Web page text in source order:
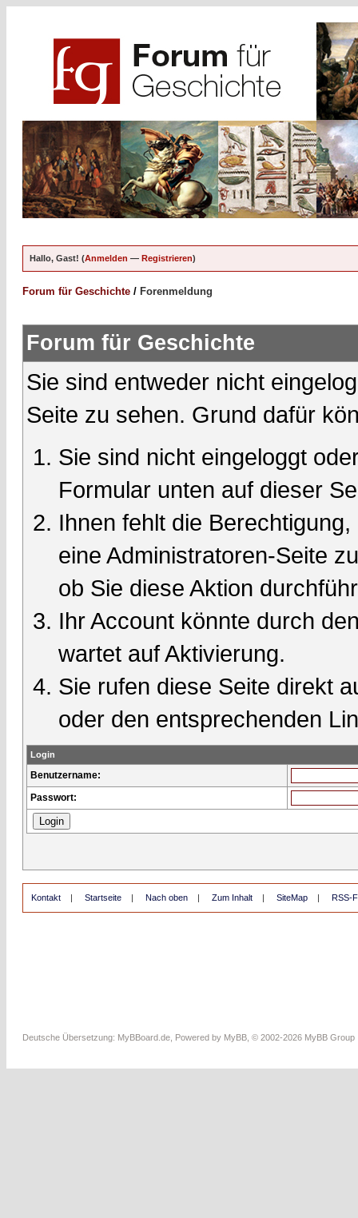
Hallo, Gast! (Anmelden — Registrieren)
Forum für Geschichte / Forenmeldung
Forum für Geschichte
Sie sind entweder nicht
Seite zu sehen. Grund dafür
Sie sind nicht eingeloggt
Formular unten auf dieser
Ihnen fehlt die
eine Administratoren-Seite
ob Sie diese Aktion
Ihr Account könnte durch
wartet auf Aktivierung.
Sie rufen diese Seite direkt
oder den entsprechenden
Login
Benutzername:
Passwort:
Kontakt | Startseite | Nach oben | Zum Inhalt | SiteMap | RSS-
Deutsche Übersetzung: MyBBoard.de , Powered by MyBB , © 2002-2026 MyBB Group